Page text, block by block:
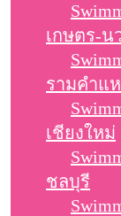
เกษตร-น
รามคำแ
เชียงใหม่
ชลบุรี